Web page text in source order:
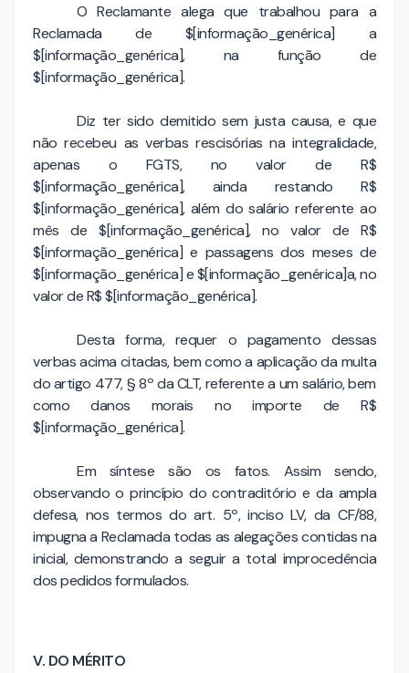
O Reclamante alega que trabalhou para a
Reclamada de $[informação_genérica] a
$[informação_genérica], na função de
$[informação_genérica].
Diz ter sido demitido sem justa causa, e que
não recebeu as verbas rescisórias na integralidade,
apenas o FGTS, no valor de R$
$[informação_genérica], ainda restando R$
$[informação_genérica], além do salário referente ao
mês de $[informação_genérica], no valor de R$
$[informação_genérica] e passagens dos meses de
$[informação_genérica] e $[informação_genérica]a, no
valor de R$ $[informação_genérica].
Desta forma, requer o pagamento dessas
verbas acima citadas, bem como a aplicação da multa
do artigo 477, § 8º da CLT, referente a um salário, bem
como danos morais no importe de R$
$[informação_genérica].
Em síntese são os fatos. Assim sendo,
observando o princípio do contraditório e da ampla
defesa, nos termos do art. 5º, inciso LV, da CF/88,
impugna a Reclamada todas as alegações contidas na
inicial, demonstrando a seguir a total improcedência
dos pedidos formulados.
V. DO MÉRITO